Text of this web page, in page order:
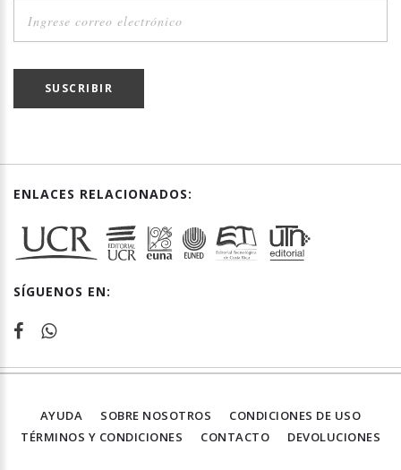
SUSCRIBIR
ENLACES RELACIONADOS:
SÍGUENOS EN:
AYUDA SOBRE NOSOTROS
CONDICIONES DE USO
TÉRMINOS Y CONDICIONES
CONTACTO DEVOLUCIONES